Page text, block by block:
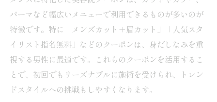
パーマなど幅広いメニューで利用できるものが多いのが
特徴です。特に「メンズカット＋眉カット」「人気スタ
イリスト指名無料」などのクーポンは、身だしなみを重
視する男性に最適です。これらのクーポンを活用するこ
とで、初回でもリーズナブルに施術を受けられ、トレン
ドスタイルへの挑戦もしやすくなります。